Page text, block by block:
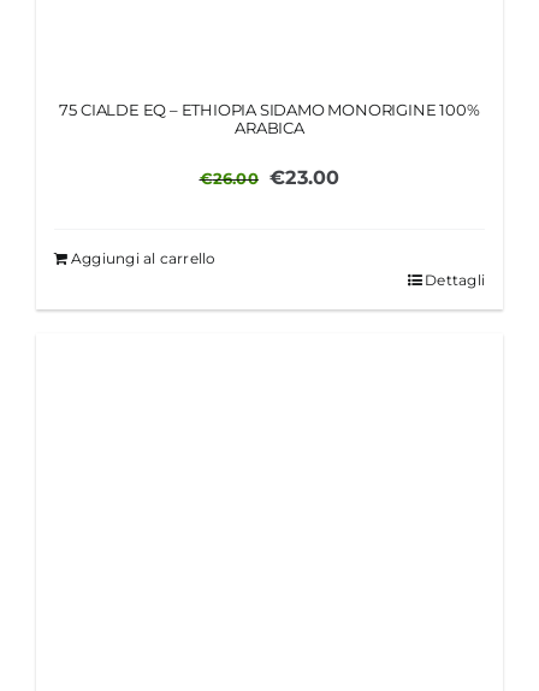
75 CIALDE EQ – ETHIOPIA SIDAMO MONORIGINE 100%
ARABICA
€26.00 Il
€26.00.
€23.00Il
€23.00.
Aggiungi al carrello
Dettagli